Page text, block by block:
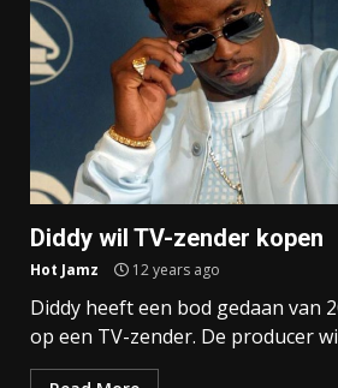
Diddy wil TV-zender kopen
Hot Jamz 12 years ago
Diddy heeft een bod gedaan van
op een TV-zender. De producer